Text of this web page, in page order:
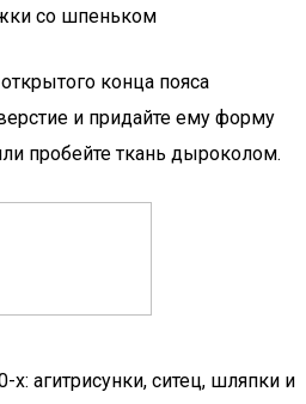
со шпеньком
конца пояса
и придайте ему форму
пробейте ткань дыроколом.
х: агитрисунки, ситец, шляпки и